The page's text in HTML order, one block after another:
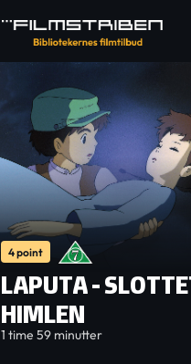
4 point
LAPUTA -
HIMLEN
1 time 59 minutter